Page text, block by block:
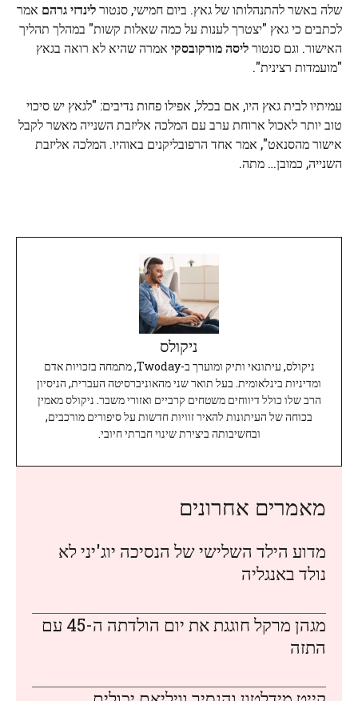
שלה באשר להתנהלותו של גאץ. ביום חמישי, סנטורלינדזי גרהם אמר
לכתבים כי גאץ "יצטרך לענות על כמה שאלות קשות" במהלך תהליך
האישור. וגם סנטורליסה מורקובסקי אמרה שהיא לא רואה בגאץ
"מועמדות רצינית".
עמיתיו לבית גאץ היו, אם בכלל, אפילו פחות נדיבים: "לגאץ יש סיכוי
טוב יותר לאכול ארוחת ערב עם המלכה אליזבת השנייה מאשר לקבל
אישור מהסנאט", אמר אחד הרפובליקנים באוהיו. המלכה אליזבת
השנייה, כמובן… מתה.
ניקולס
ניקולס, עיתונאי ותיק ומוערך ב-Twoday, מתמחה בזכויות אדם
ומדיניות בינלאומית. בעל תואר שני מהאוניברסיטה העברית, הניסיון
הרב שלו כולל דיווחים משטחים קרביים ואזורי משבר. ניקולס מאמין
בכוחה של העיתונות להאיר זוויות חדשות על סיפורים מורכבים,
ובחשיבותה ביצירת שינוי חברתי חיובי.
מאמרים אחרונים
מדוע הילד השלישי של הנסיכה יוג'יני לא
נולד באנגליה
מגהן מרקל חוגגת את יום הולדתה ה-45 עם
התזה